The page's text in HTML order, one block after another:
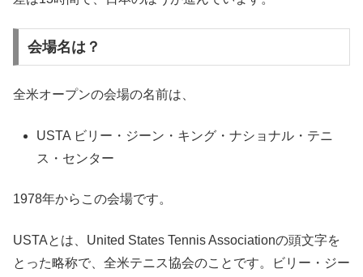
会場名は？
全米オープンの会場の名前は、
USTA ビリー・ジーン・キング・ナショナル・テニ
ス・センター
1978年からこの会場です。
USTAとは、United States Tennis Associationの頭文字を
とった略称で、全米テニス協会のことです。ビリー・ジー